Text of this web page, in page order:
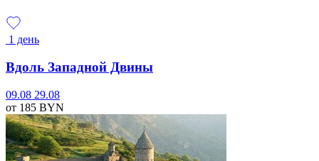
1 день
Вдоль Западной Двины
09.08 29.08
от 185 BYN